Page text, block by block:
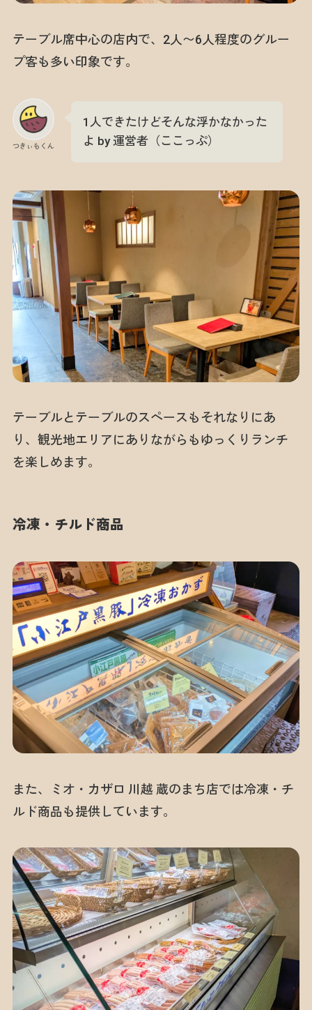
テーブル席中心の店内で、2人〜6人程度のグルー
プ客も多い印象です。
つきぃもくん
1人できたけどそんな浮かなかった
よ by 運営者（ここっぷ）
テーブルとテーブルのスペースもそれなりにあ
り、観光地エリアにありながらもゆっくりランチ
を楽しめます。
冷凍・チルド商品
また、ミオ・カザロ 川越 蔵のまち店では冷凍・チ
ルド商品も提供しています。